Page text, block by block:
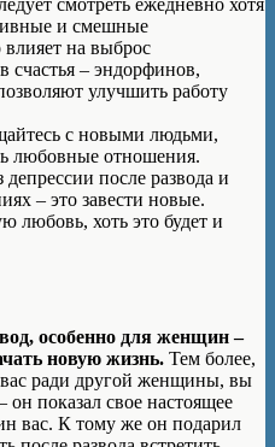
смотреть ежедневно хотя
и смешные
влияет на выброс
счастья – эндорфинов,
улучшить работу
с новыми людьми,
любовные отношения.
после развода и
– это завести новые.
любовь, хоть это будет и
особенно для женщин –
новую жизнь. Тем более,
ради другой женщины, вы
показал свое настоящее
вас. К тому же он подарил